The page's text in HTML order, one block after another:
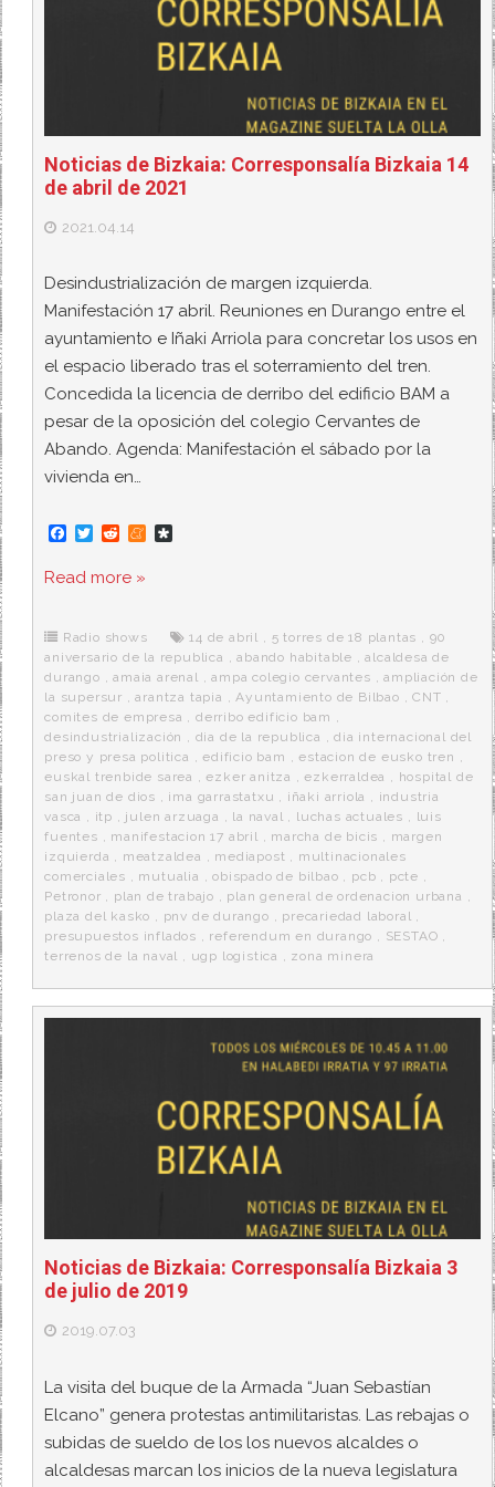
Noticias de Bizkaia: Corresponsalía Bizkaia 14
de abril de 2021
2021.04.14
Desindustrialización de margen izquierda.
Manifestación 17 abril. Reuniones en Durango entre el
ayuntamiento e Iñaki Arriola para concretar los usos en
el espacio liberado tras el soterramiento del tren.
Concedida la licencia de derribo del edificio BAM a
pesar de la oposición del colegio Cervantes de
Abando. Agenda: Manifestación el sábado por la
vivienda en…
F
e
o
k
T
t
r
R
d
M
e
r
a
Read more »
Radio shows 14 de abril , 5 torres de 18 plantas , 90
aniversario de la republica ,abando habitable ,alcaldesa de
durango ,amaia arenal ,ampa colegio cervantes ,ampliación de
la supersur ,arantza tapia ,Ayuntamiento de Bilbao ,CNT ,
comites de empresa ,derribo edificio bam ,
desindustrialización , dia de la republica ,dia internacional del
preso y presa politica ,edificio bam ,estacion de eusko tren ,
euskal trenbide sarea ,ezker anitza ,ezkerraldea , hospital de
san juan de dios , ima garrastatxu , iñaki arriola , industria
vasca , itp , julen arzuaga , la naval , luchas actuales , luis
fuentes , manifestacion 17 abril , marcha de bicis , margen
izquierda , meatzaldea , mediapost , multinacionales
comerciales , mutualia ,obispado de bilbao , pcb , pcte ,
Petronor , plan de trabajo , plan general de ordenacion urbana ,
plaza del kasko , pnv de durango , precariedad laboral ,
presupuestos inflados , referendum en durango , SESTAO ,
terrenos de la naval , ugp logistica , zona minera
Noticias de Bizkaia: Corresponsalía Bizkaia 3
de julio de 2019
2019.07.03
La visita del buque de la Armada “Juan Sebastían
Elcano” genera protestas antimilitaristas. Las rebajas o
subidas de sueldo de los los nuevos alcaldes o
alcaldesas marcan los inicios de la nueva legislatura